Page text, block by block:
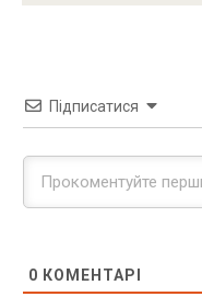
Підписатися
0 КОМЕНТАРІ